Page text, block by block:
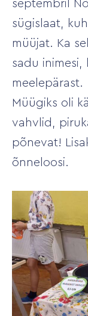
septembril
sügislaat,
müüjat. Ka
sadu inimesi,
meelepärast.
Müügiks oli
vahvlid,
põnevat!
õnneloosi.